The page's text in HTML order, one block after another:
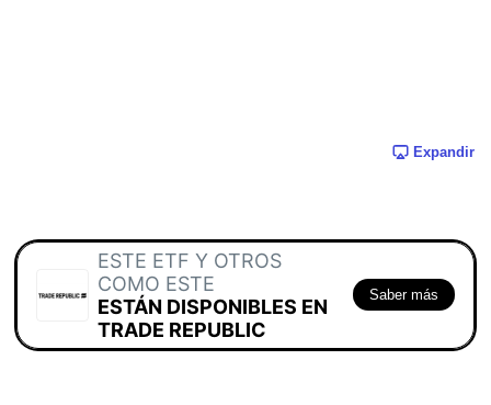
Expandir
ESTE ETF Y OTROS
COMO ESTE
ESTÁN DISPONIBLES EN
TRADE REPUBLIC
Saber más